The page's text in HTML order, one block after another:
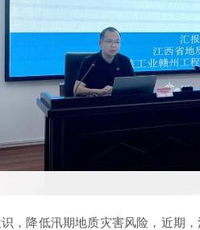
，降低汛期地质灾害风险，近期